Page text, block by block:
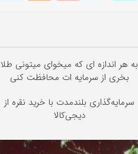
به هر اندازه ای که میخوای میتونی طلا
بخری از سرمایه ات محافظت کنی
سرمایه‌گذاری بلندمدت با خرید نقره از
دیجی‌کالا